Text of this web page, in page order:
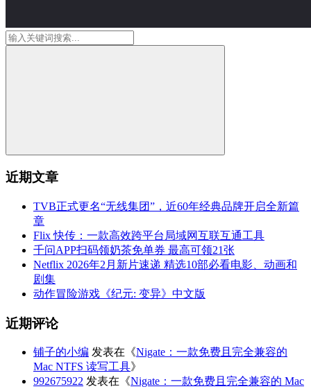
近期文章
TVB正式更名“无线集团”，近60年经典品牌开启全新篇
章
Flix 快传：一款高效跨平台局域网互联互通工具
千问APP扫码领奶茶免单券 最高可领21张
Netflix 2026年2月新片速递 精选10部必看电影、动画和
剧集
动作冒险游戏《纪元: 变异》中文版
近期评论
铺子的小编 发表在《Nigate：一款免费且完全兼容的
Mac NTFS 读写工具》
992675922 发表在《Nigate：一款免费且完全兼容的 Mac